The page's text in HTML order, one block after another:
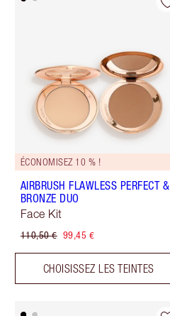
ÉCONOMISEZ 10 % !
AIRBRUSH FLAWLESS PERFECT &
BRONZE DUO
Face Kit
110,50 € 99,45 €
CHOISISSEZ LES TEINTES